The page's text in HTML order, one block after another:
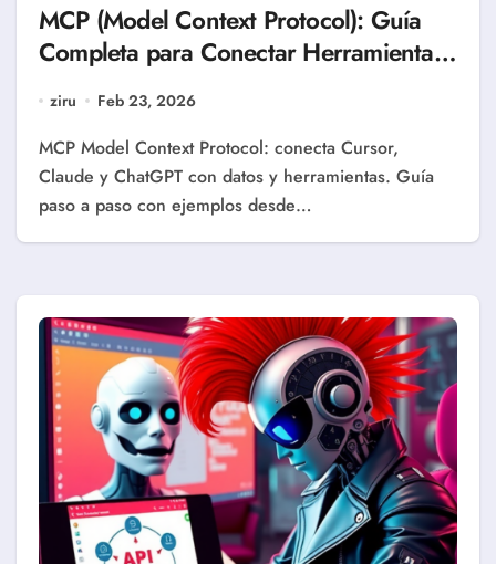
MCP (Model Context Protocol): Guía
Completa para Conectar Herramientas
ziru Feb 23, 2026
MCP Model Context Protocol: conecta Cursor,
Claude y ChatGPT con datos y herramientas. Guía
paso a paso con ejemplos desde…